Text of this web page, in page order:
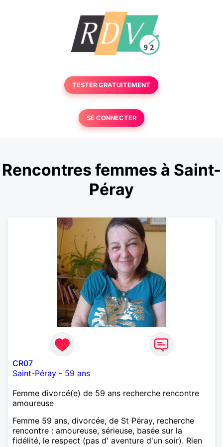
TESTER GRATUITEMENT
SE CONNECTER
Rencontres femmes à Saint-
Péray
CR07
Saint-Péray - 59 ans
Femme divorcé(e) de 59 ans recherche rencontre
amoureuse
Femme 59 ans, divorcée, de St Péray, recherche
rencontre : amoureuse, sérieuse, basée sur la
fidélité, le respect (pas d' aventure d'un soir). Rien